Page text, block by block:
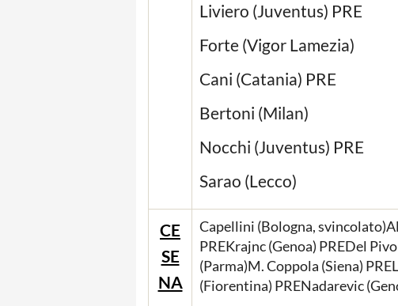
Liviero (Juventus) PRE
Forte (Vigor Lamezia)
Cani (Catania) PRE
Bertoni (Milan)
Nocchi (Juventus) PRE
Sarao (Lecco)
CE
SE
NA
Capellini (Bologna,
PREKrajnc (Genoa) PREDel
(Parma)M. Coppola (Siena)
(Fiorentina) PRENadarevic